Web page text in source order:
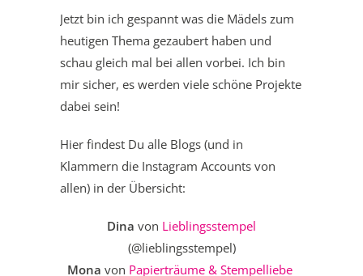
Jetzt bin ich gespannt was die Mädels zum
heutigen Thema gezaubert haben und
schau gleich mal bei allen vorbei. Ich bin
mir sicher, es werden viele schöne Projekte
dabei sein!
Hier findest Du alle Blogs (und in
Klammern die Instagram Accounts von
allen) in der Übersicht:
Dina von Lieblingsstempel
(@lieblingsstempel)
Mona von Papierträume & Stempelliebe